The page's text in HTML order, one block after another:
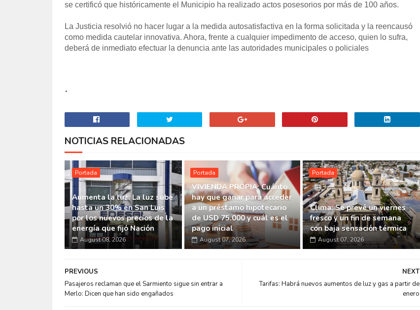
se certificó que históricamente el Municipio ha realizado actos posesorios por más de 100 años.
La Justicia resolvió no hacer lugar a la medida autosatisfactiva en la forma solicitada y la reencausó
como medida cautelar innovativa. Ahora, frente a cualquier impedimento de acceso, quien lo sufra,
deberá de inmediato efectuar la denuncia ante las autoridades municipales o policiales
.
NOTICIAS RELACIONADAS
Portada
Aumenta la luz: La luz sube
hasta un 30% en San Luis
por los nuevos precios de la
energía que fijó Nación
August 08, 2026
Portada
VIVIENDA PROPIA: Cuánto
hay que ganar para acceder
a un préstamo hipotecario
de USD 75.000 y cuál es el
pago inicial
August 07, 2026
Portada
Clima: Se prevé un viernes
fresco y un fin de semana
con baja sensación térmica
August 07, 2026
NEXT
Tarifas: Habrá nuevos aumentos de luz y gas a partir de
enero
PREVIOUS
Pasajeros reclaman que el Sarmiento sigue sin entrar a
Merlo: Dicen que han sido engañados